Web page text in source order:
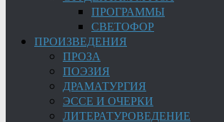
ПРОГРАММЫ
СВЕТОФОР
ПРОИЗВЕДЕНИЯ
ПРОЗА
ПОЭЗИЯ
ДРАМАТУРГИЯ
ЭССЕ И ОЧЕРКИ
ЛИТЕРАТУРОВЕДЕНИЕ